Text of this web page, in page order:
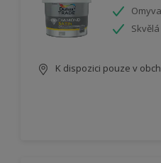
K dispozici pouze v